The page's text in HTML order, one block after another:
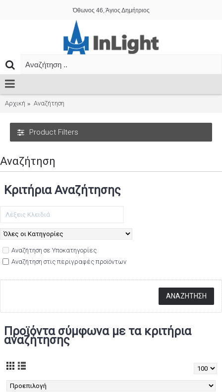
Όθωνος 46, Άγιος Δημήτριος
Αρχική Αναζήτηση
Product Filters
Αναζήτηση
Κριτήρια Αναζήτησης
Αναζήτηση σε Υποκατηγορίες
Αναζήτηση στις περιγραφές προϊόντων
Προϊόντα σύμφωνα με τα κριτήρια
αναζήτησης